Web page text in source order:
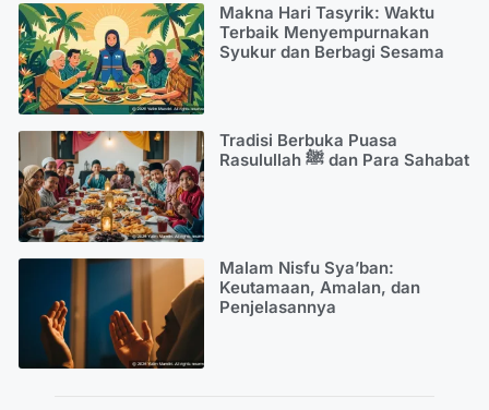
Makna Hari Tasyrik: Waktu
Terbaik Menyempurnakan
Syukur dan Berbagi Sesama
Tradisi Berbuka Puasa
Rasulullah ﷺ dan Para Sahabat
Malam Nisfu Sya’ban:
Keutamaan, Amalan, dan
Penjelasannya